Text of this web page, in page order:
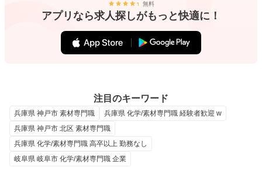
無料
アプリなら求人探しがもっと快適に！
注目のキーワード
兵庫県 神戸市 素材専門職
兵庫県 化学/素材専門職 経験者歓迎 w
兵庫県 神戸市 北区 素材専門職
兵庫県 化学/素材専門職 高卒以上 勤務なし
岐阜県 岐阜市 化学/素材専門職 企業